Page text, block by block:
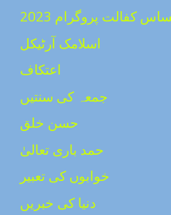
کفالت پروگرام 2023
اسلامک آرٹیکل
اعتکاف
جمعہ کی سنتیں
حسن خلق
حمد باری تعالیٰ
خوابوں کی تعبیر
دنیا کی خبریں